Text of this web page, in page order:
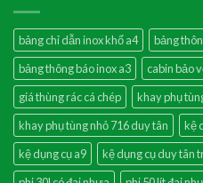
bảng chỉ dẫn inox khổ a4
bảng
bảng thông báo inox a3
cabin bảo
giá thùng rác cá chép
khay phụ
khay phụ tùng nhỏ 716 duy tân
kệ
kệ dụng cụ a9
kệ dụng cụ duy tân